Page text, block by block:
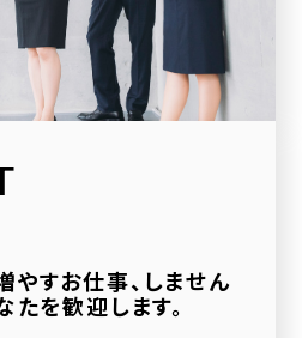
げました！
たしました！
べんり帳を制作いたしました
個別販売を開始しました！
すお仕事、しません
たを歓迎します。